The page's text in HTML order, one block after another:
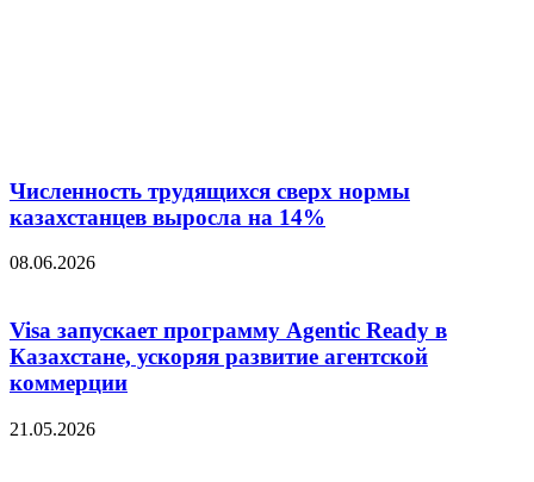
Численность трудящихся сверх нормы
казахстанцев выросла на 14%
08.06.2026
Visa запускает программу Agentic Ready в
Казахстане, ускоряя развитие агентской
коммерции
21.05.2026